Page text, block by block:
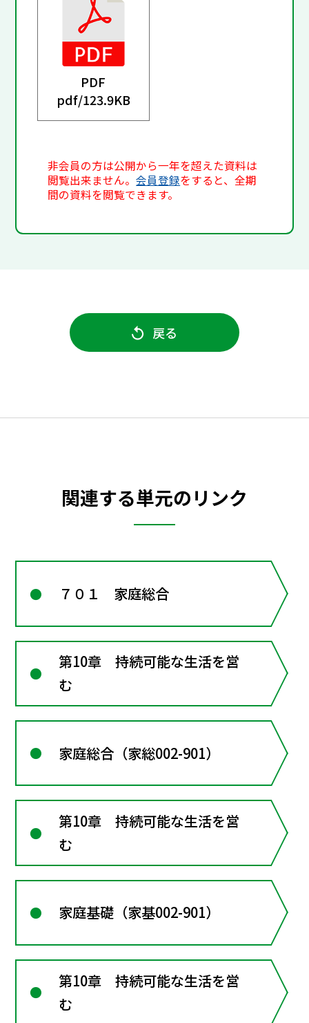
PDF
pdf/123.9KB
非会員の方は公開から一年を超えた資料は
閲覧出来ません。会員登録をすると、全期
間の資料を閲覧できます。
戻る
関連する単元のリンク
７０１ 家庭総合
第10章 持続可能な生活を営
む
家庭総合（家総002-901）
第10章 持続可能な生活を営
む
家庭基礎（家基002-901）
第10章 持続可能な生活を営
む